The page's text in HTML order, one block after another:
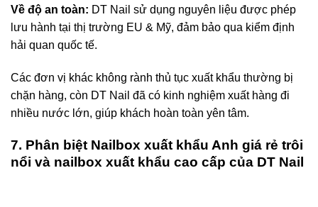
Về độ an toàn: DT Nail sử dụng nguyên liệu được phép
lưu hành tại thị trường EU & Mỹ, đảm bảo qua kiểm định
hải quan quốc tế.
Các đơn vị khác không rành thủ tục xuất khẩu thường bị
chặn hàng, còn DT Nail đã có kinh nghiệm xuất hàng đi
nhiều nước lớn, giúp khách hoàn toàn yên tâm.
7. Phân biệt Nailbox xuất khẩu Anh giá rẻ trôi
nổi và nailbox xuất khẩu cao cấp của DT Nail